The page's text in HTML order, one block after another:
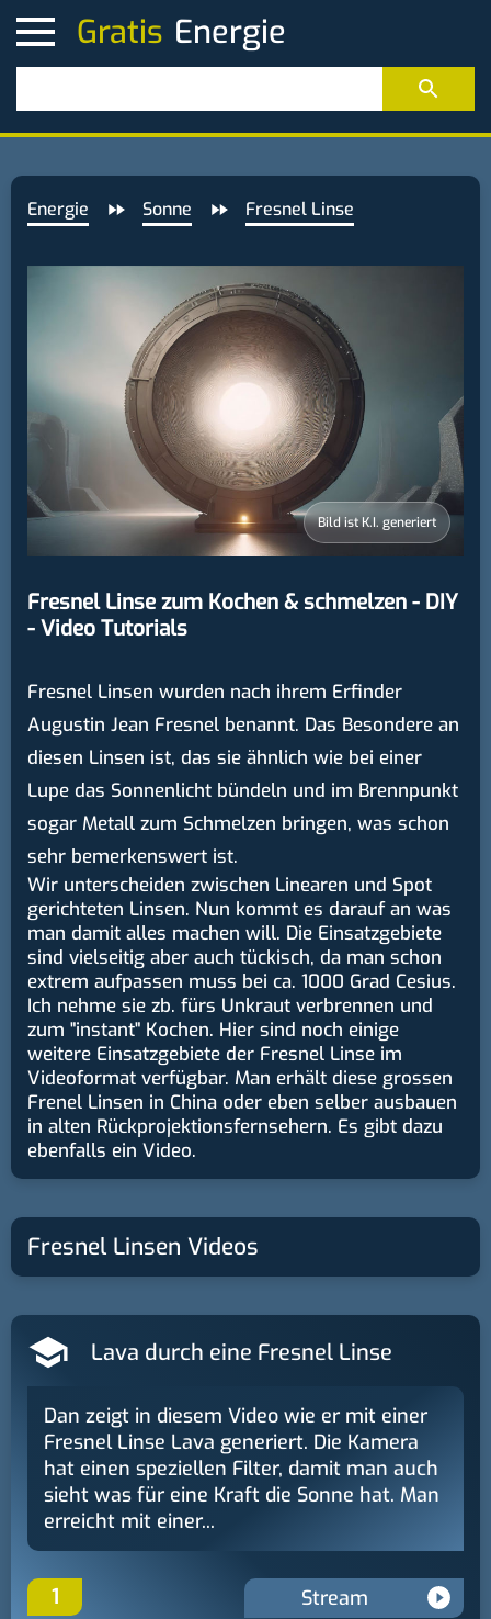
Gratis
Energie Sonne Fresnel Linse
Bild ist K.I. generiert
Fresnel Linse zum Kochen & schmelzen - DIY
- Video Tutorials
Fresnel Linsen wurden nach ihrem Erfinder
Augustin Jean Fresnel benannt. Das Besondere an
diesen Linsen ist, das sie ähnlich wie bei einer
Lupe das Sonnenlicht bündeln und im Brennpunkt
sogar Metall zum Schmelzen bringen, was schon
sehr bemerkenswert ist.
Wir unterscheiden zwischen Linearen und Spot
gerichteten Linsen. Nun kommt es darauf an was
man damit alles machen will. Die Einsatzgebiete
sind vielseitig aber auch tückisch, da man schon
extrem aufpassen muss bei ca. 1000 Grad Cesius.
Ich nehme sie zb. fürs Unkraut verbrennen und
zum "instant" Kochen. Hier sind noch einige
weitere Einsatzgebiete der Fresnel Linse im
Videoformat verfügbar. Man erhält diese grossen
Frenel Linsen in China oder eben selber ausbauen
in alten Rückprojektionsfernsehern. Es gibt dazu
ebenfalls ein Video.
Fresnel Linsen Videos
Lava durch eine Fresnel Linse
Dan zeigt in diesem Video wie er mit einer
Fresnel Linse Lava generiert. Die Kamera
hat einen speziellen Filter, damit man auch
sieht was für eine Kraft die Sonne hat. Man
erreicht mit einer...
1 Stream